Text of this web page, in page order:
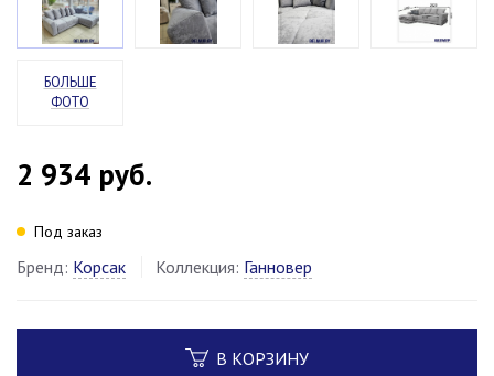
БОЛЬШЕ
ФОТО
2 934 руб.
Под заказ
Бренд: Корсак Коллекция: Ганновер
В КОРЗИНУ